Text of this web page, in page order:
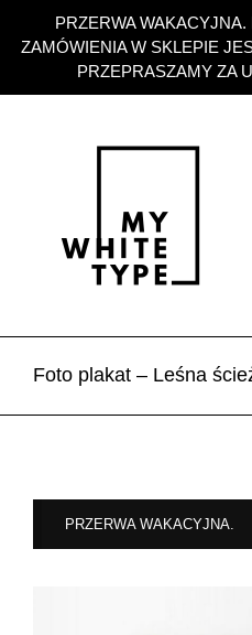
PRZERWA
ZAMÓWIENIA W SKLEPIE
PRZEPRASZAMY ZA
zawartości
Foto plakat – Leśna
PRZERWA WAKACYJNA.